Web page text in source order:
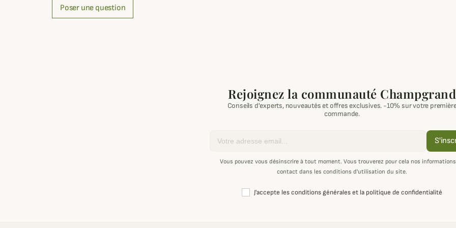
Poser une question
Rejoignez la communauté Champgrand
Conseils d'experts, nouveautés et offres exclusives. -10% sur votre
commande.
Vous pouvez vous désinscrire à tout moment. Vous trouverez pour cela nos
contact dans les conditions d'utilisation du site.
J'accepte les conditions générales et la politique de confidentialité